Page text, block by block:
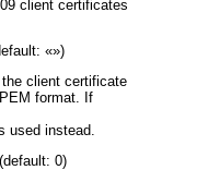
client certificates
«»)
client certificate
format. If
used instead.
0)